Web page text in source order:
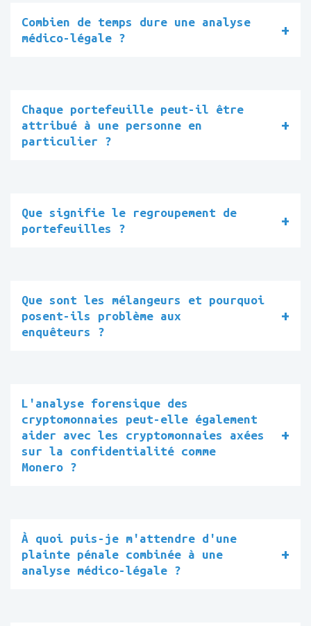
Combien de temps dure une analyse
médico-légale ?
Chaque portefeuille peut-il être
attribué à une personne en
particulier ?
Que signifie le regroupement de
portefeuilles ?
Que sont les mélangeurs et pourquoi
posent-ils problème aux
enquêteurs ?
L'analyse forensique des
cryptomonnaies peut-elle également
aider avec les cryptomonnaies axées
sur la confidentialité comme
Monero ?
À quoi puis-je m'attendre d'une
plainte pénale combinée à une
analyse médico-légale ?